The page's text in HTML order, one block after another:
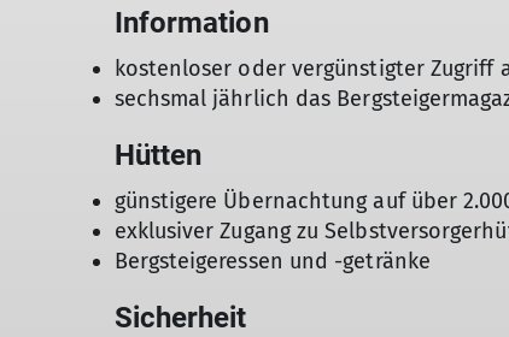
Information
kostenloser oder vergünstigter Zugriff
sechsmal jährlich das
Hütten
günstigere Übernachtung auf über
exklusiver Zugang zu
Bergsteigeressen und -getränke
Sicherheit